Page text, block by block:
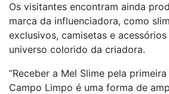
Os visitantes encontram ainda
marca da influenciadora, como
exclusivos, camisetas e
universo colorido da criadora.
“Receber a Mel Slime pela
Campo Limpo é uma forma de